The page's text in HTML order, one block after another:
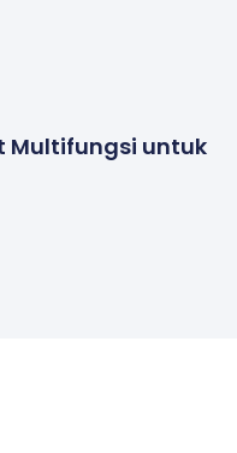
Multifungsi untuk